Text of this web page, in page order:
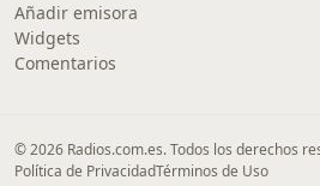
Añadir emisora
Widgets
Comentarios
© 2026 Radios.com.es. Todos los derechos
Política de PrivacidadTérminos de Uso